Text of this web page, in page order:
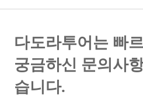
다도라투어는 빠
궁금하신 문의사
습니다.